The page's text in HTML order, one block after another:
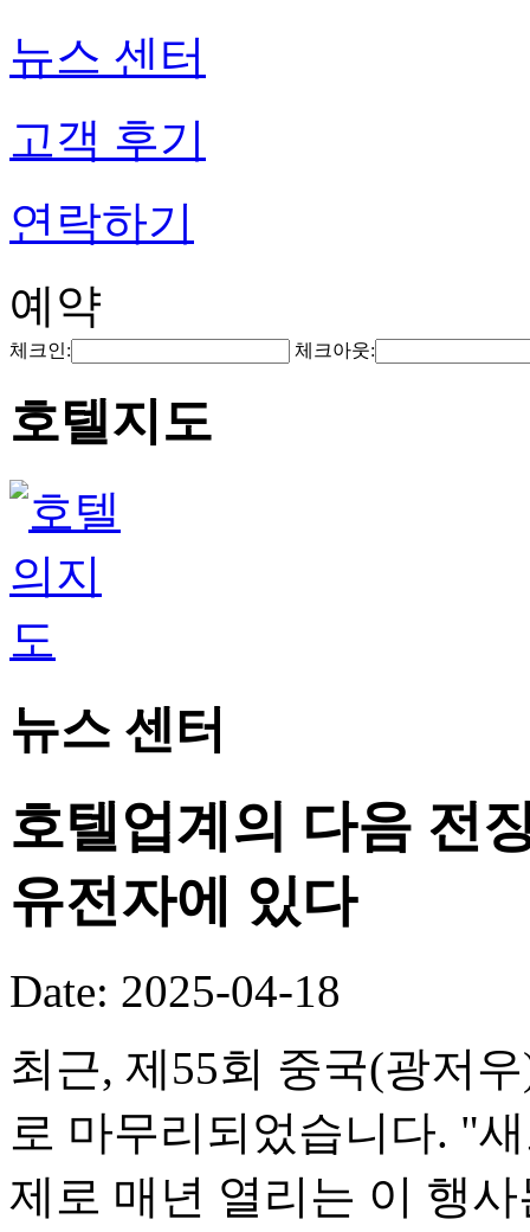
뉴스 센터
고객 후기
연락하기
예약
체크인: 체크아웃:
호텔지도
뉴스 센터
호텔업계의 다음 전
유전자에 있다
Date: 2025-04-18
최근, 제55회 중국(광저
로 마무리되었습니다. "
제로 매년 열리는 이 행